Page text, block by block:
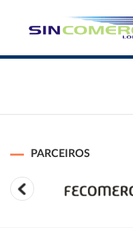
PARCEIROS